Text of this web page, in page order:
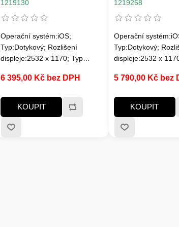
1219130
Operační systém:iOS;
Typ:Dotykový; Rozlišení
displeje:2532 x 1170; Typ
GPS, BlueTooth, QHD Video,
Čtečka otisku prstů, Bezdrátové
nabíjení; Certifikace:IP68;
Integrovaný fotoaparát:s
6 395,00 Kč bez DPH
KOUPIT
1219268
Operační
Typ:Dotykový;
displeje:2532 x
GPS, BlueTooth,
Čtečka otisku prstů,
nabíjení;
5 790,00 Kč bez
KOUPIT